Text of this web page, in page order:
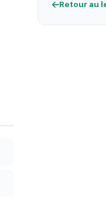
Retour au